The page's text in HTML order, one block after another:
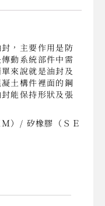
，主要作用是防
動系統部件中需
來說就是油封及
土構件裡面的鋼
能保持形狀及張
）/ 矽橡膠（ＳＥ